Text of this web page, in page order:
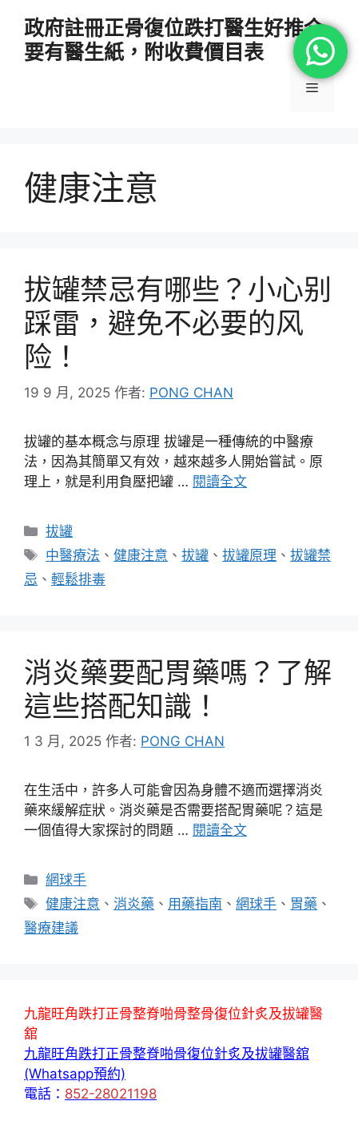
政府註冊正骨復位跌打醫生好推介
要有醫生紙，附收費價目表
選
健康注意
拔罐禁忌有哪些？小心别
踩雷，避免不必要的风
险！
19 9 月, 2025 作者: PONG CHAN
拔罐的基本概念与原理 拔罐是一種傳統的中醫療
法，因為其簡單又有效，越來越多人開始嘗試。原
理上，就是利用負壓把罐 … 閱讀全文
分
類
拔罐
標
籤
中醫療法 、健康注意 、拔罐 、拔罐原理 、拔罐禁
忌 、 輕鬆排毒
消炎藥要配胃藥嗎？了解
這些搭配知識！
1 3 月, 2025 作者: PONG CHAN
在生活中，許多人可能會因為身體不適而選擇消炎
藥來緩解症狀。消炎藥是否需要搭配胃藥呢？這是
一個值得大家探討的問題 … 閱讀全文
分
類
網球手
標
籤
健康注意 、消炎藥 、 用藥指南 、網球手 、 胃藥 、
醫療建議
九龍旺角跌打正骨整脊啪骨整骨復位針炙及拔罐醫
舘
九龍旺角跌打正骨整脊啪骨復位針炙及拔罐醫舘
(Whatsapp預約)
電話： 852-28021198